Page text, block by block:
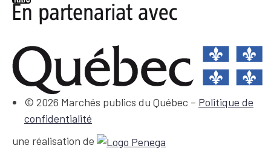
© 2026 Marchés publics du Québec – Politique de
confidentialité
une réalisation de